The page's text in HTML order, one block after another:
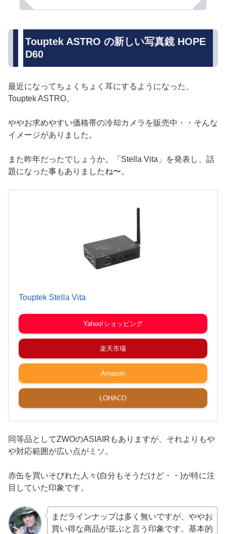
Touptek ASTRO の新しい写真鏡 HOPE
D60
最近になってちょくちょく耳にするようになった、
Touptek ASTRO。
ややお求めやすい価格帯の冷却カメラを販売中・・そんな
イメージがありました。
また昨年だったでしょうか。「Stella Vita」を発表し、話
題になった事もありましたね〜。
Touptek Stella Vita
Yahoo!ショッピング
楽天市場
Amazon
LOHACO
同等品としてZWOのASIAIRもありますが、それよりもや
や対応範囲が広い点がミソ。
赤缶を買いそびれた人々(自分もそうだけど・・)が特に注
目していた印象です。
まだラインナップは多く無いですが、ややお
買い得な商品が並ぶと言う印象です。基本的